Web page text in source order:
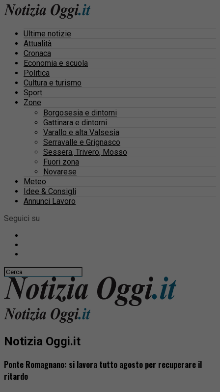
Ultime notizie
Attualità
Cronaca
Economia e scuola
Politica
Cultura e turismo
Sport
Zone
Borgosesia e dintorni
Gattinara e dintorni
Varallo e alta Valsesia
Serravalle e Grignasco
Sessera, Trivero, Mosso
Fuori zona
Novarese
Meteo
Idee & Consigli
Annunci Lavoro
Seguici su
Notizia Oggi.it
Ponte Romagnano: si lavora tutto agosto per recuperare il
ritardo